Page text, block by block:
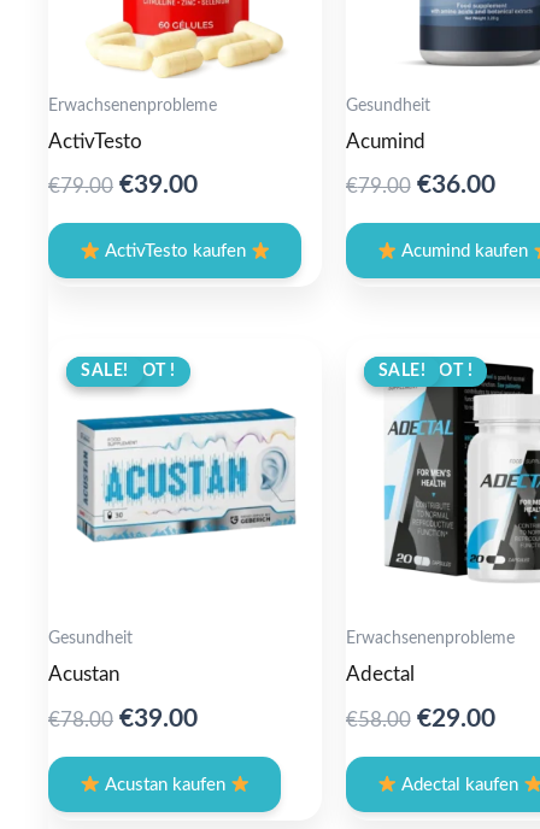
Erwachsenenprobleme
ActivTesto
€79.00 Original
price
was:
€79.00.
€39.00Current
price
is:
€39.00.
ActivTesto kaufen
Gesundheit
Acumind
€79.00 Original
price
was:
€79.00.
€36.00
is:
Acumind kaufen
ANGEBOT !
SALE!
Gesundheit
Acustan
€78.00 Original
was:
€78.00.
€39.00Current
is:
€39.00.
Acustan kaufen
ANGEBOT !
SALE!
Erwachsenenprobleme
Adectal
€58.00 Original
was:
€58.00.
€29.00
is:
Adectal kaufen